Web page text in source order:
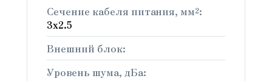
Сечение кабеля питания, мм²:
3x2.5
Внешний блок:
Уровень шума, дБа: